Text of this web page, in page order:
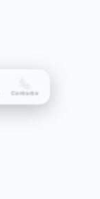
Contacto